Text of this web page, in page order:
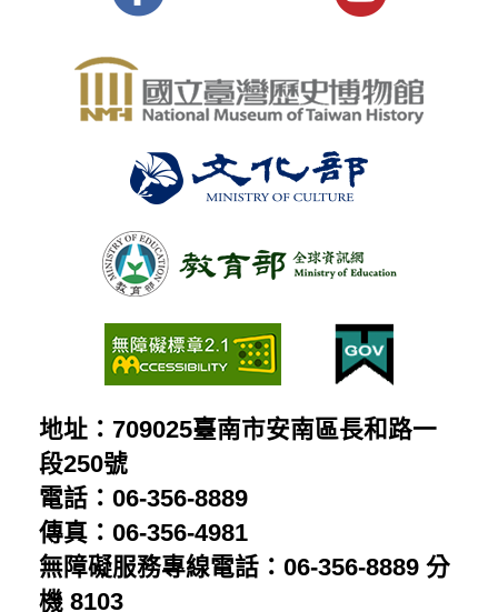
地址：709025臺南市安南區長和路一
段250號
電話：06-356-8889
傳真：06-356-4981
無障礙服務專線電話：06-356-8889 分
機 8103